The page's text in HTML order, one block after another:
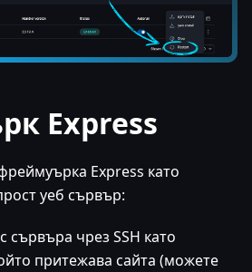
Express
Express като
уеб сървър:
сървъра чрез SSH като
притежава сайта (можете